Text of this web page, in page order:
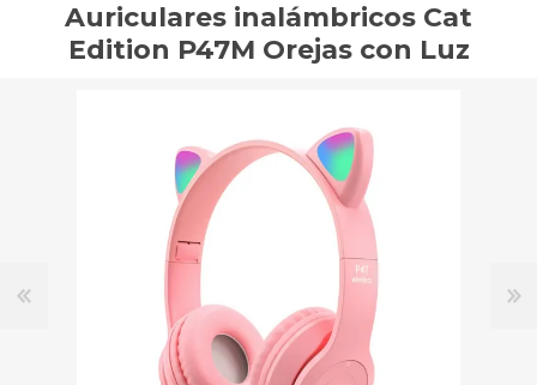
Auriculares inalámbricos Cat
Edition P47M Orejas con Luz